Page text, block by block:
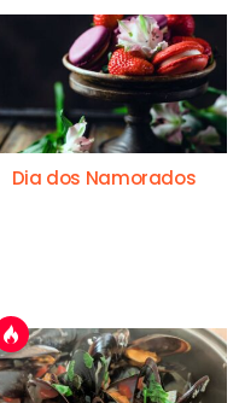
Dia dos Namorados